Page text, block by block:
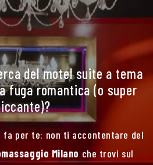
del motel suite a tema
fuga romantica (o super
fa per te: non ti accontentare del
Milano che trovi sul